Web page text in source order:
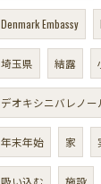
Denmark Embassy
埼玉県 結露
デオキシニバレノー
年末年始 家
吸い込む 施設